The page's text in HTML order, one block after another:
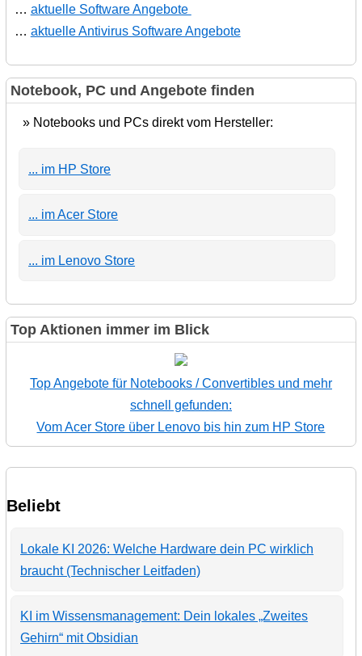
… aktuelle Software Angebote
… aktuelle Antivirus Software Angebote
Notebook, PC und Angebote finden
» Notebooks und PCs direkt vom Hersteller:
... im HP Store
... im Acer Store
... im Lenovo Store
Top Aktionen immer im Blick
Top Angebote für Notebooks / Convertibles und mehr
schnell gefunden:
Vom Acer Store über Lenovo bis hin zum HP Store
Beliebt
Lokale KI 2026: Welche Hardware dein PC wirklich
braucht (Technischer Leitfaden)
KI im Wissensmanagement: Dein lokales „Zweites
Gehirn“ mit Obsidian